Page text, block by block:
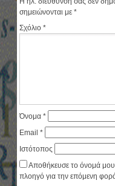
σημειώνονται με*
Σχόλιο*
Όνομα*
Email*
Ιστότοπος
Αποθήκευσε το όνομά
πλοηγό για την επόμενη